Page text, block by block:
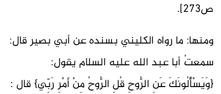
ص273].
ومنها: ما رواه الكليني بسنده عن أبي بصير قال:
سمعتُ أبا عبد الله عليه السلام يقول:
{وَيَسْأَلُونَكَ عَنِ الرُّوحِ قُلِ الرُّوحُ مِنْ أَمْرِ رَبِّي} قال :